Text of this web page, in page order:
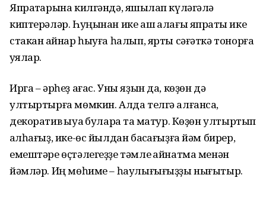
Япраҡтарына килгәндә, яҡшылап күләгәлә
киптерәләр. Һуңынан ике аш ҡалағы япраҡты ике
стакан ҡайнар һыуға һалып, ярты сәғәткә тонорға
ҡуялар.
Ирга – әрһеҙ ағас. Уны яҙын да, көҙөн дә
ултыртырға мөмкин. Алда телгә алғанса,
декоратив ҡыуаҡ булараҡ та матур. Көҙөн ултыртып
ҡалһағыҙ, ике-өс йылдан баҡсағыҙға йәм бирер,
емештәре өҫтәлегеҙҙе тәмле ҡайнатма менән
йәмләр. Иң мөһиме – һаулығығыҙҙы нығытыр.